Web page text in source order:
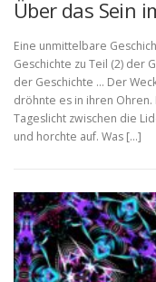
Über das Sein
Eine unmittelbare
Geschichte zu Teil (2) der
der Geschichte … Der
dröhnte es in ihren Ohren.
Tageslicht zwischen die
und horchte auf. Was […]